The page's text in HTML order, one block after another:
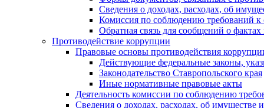
Сведения о доходах, расходах, об
Комиссия по соблюдению требований к
Обратная связь для сообщений о
Противодействие коррупции
Правовые основы противодействия
Действующие федеральные законы,
Законодательство Ставропольского края
Иные нормативные правовые акты
Деятельность комиссии по соблюдению
Сведения о доходах, расходах, об имуществе